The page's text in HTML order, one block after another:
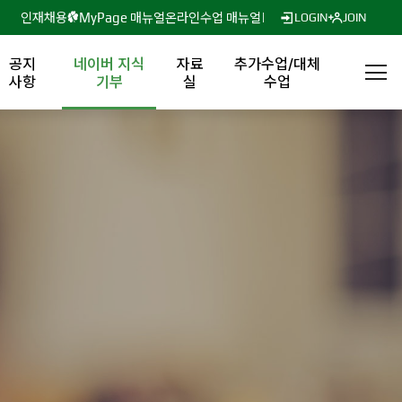
인재채용 MyPage 매뉴얼온라인수업 매뉴얼 LOGIN JOIN
공지
사항
네이버 지식
기부
자료
실
추가수업/대체
수업